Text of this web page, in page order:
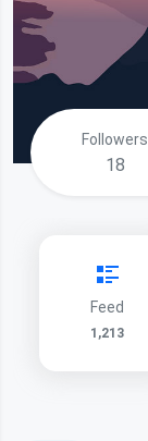
Followers
18
Feed
1,213